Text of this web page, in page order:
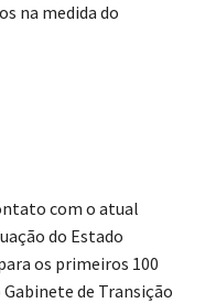
na medida do
com o atual
do Estado
os primeiros 100
de Transição